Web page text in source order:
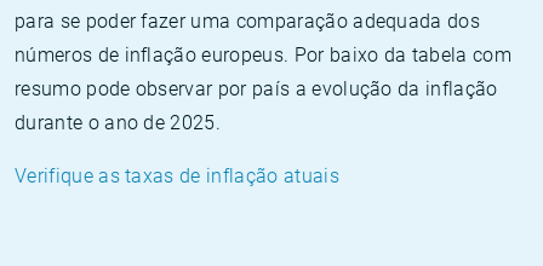
para se poder fazer uma comparação adequada dos
números de inflação europeus. Por baixo da tabela com
resumo pode observar por país a evolução da inflação
durante o ano de 2025.
Verifique as taxas de inflação atuais